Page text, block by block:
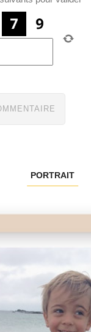
PORTRAIT